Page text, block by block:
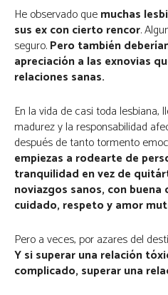
He observado quemuchas
sus ex con cierto rencor.
seguro.Pero también
apreciación a las exnovias
relaciones sanas.
En la vida de casi toda
madurez y la responsabilidad
después de tanto tormento
empiezas a rodearte de
tranquilidad en vez de
noviazgos sanos, con
cuidado, respeto y amor
Pero a veces, por azares del
Y si superar una relación
complicado, superar una